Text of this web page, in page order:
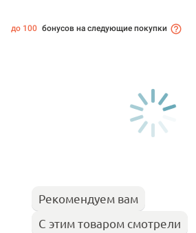
до 100 бонусов на следующие покупки
Рекомендуем вам
С этим товаром смотрели